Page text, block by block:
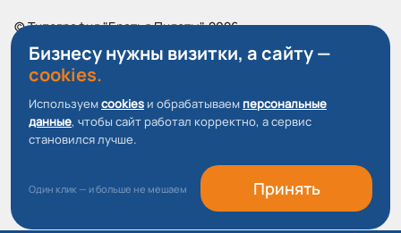
© Типография "Братья Пилоты", 2026
Все права защищены.
Политика конфиденциальности
Пользовательское соглашение
О файлах Cookie
Бизнесу нужны визитки, а сайту —
cookies.
Используемcookies и обрабатываем персональные
данные, чтобы сайт работал корректно, а сервис
становился лучше.
Один клик — и больше не мешаем Принять